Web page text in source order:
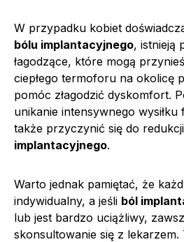
W przypadku kobiet
bólu implantacyjnego, istnieją
łagodzące, które mogą
ciepłego termoforu na okolicę
pomóc złagodzić dyskomfort.
unikanie intensywnego wysiłku
także przyczynić się do redukcji
implantacyjnego.
Warto jednak pamiętać, że
indywidualny, a jeśli ból
lub jest bardzo uciążliwy,
skonsultowanie się z lekarzem.